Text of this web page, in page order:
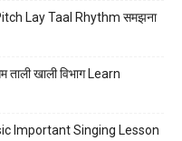
Lay Taal Rhythm समझना
खाली विभाग Learn
Important Singing Lesson